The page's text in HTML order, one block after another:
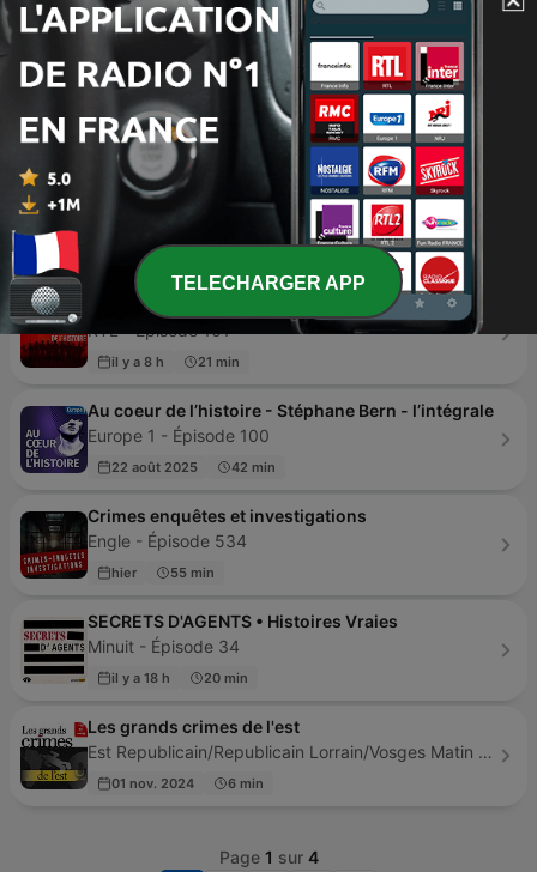
Histoire Du Pire - Épisode 31
23 min
Histoire Vraie
04 avr. 2025
RTL Stories
il y a 9 h
La face sombre de l'Histoire
RTL - Épisode 101
il y a 8 h 21 min
Au coeur de l’histoire - Stéphane Bern - l’intégrale
Europe 1 - Épisode 100
22 août 2025 42 min
Crimes enquêtes et investigations
Engle - Épisode 534
hier 55 min
SECRETS D'AGENTS • Histoires Vraies
Minuit - Épisode 34
il y a 18 h 20 min
Les grands crimes de l'est
Est Republicain/Republicain Lorrain/Vosges Matin - Épisode 77
01 nov. 2024 6 min
Page 1 sur 4
TELECHARGER APP